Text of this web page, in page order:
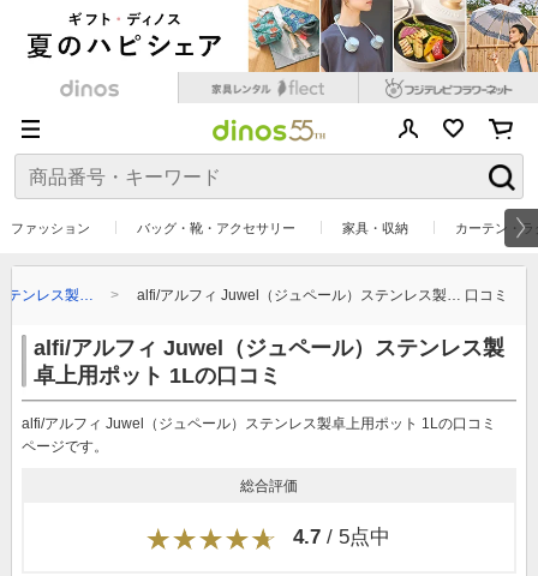
ファッション バッグ・靴・アクセサリー 家具・収納 カーテン・
テンレス製… alfi/アルフィ Juwel（ジュペール）ステンレス製… 口コミ
alfi/アルフィ Juwel（ジュペール）ステンレス製
卓上用ポット 1Lの口コミ
alfi/アルフィ Juwel（ジュペール）ステンレス製卓上用ポット 1Lの口コミ
ページです。
総合評価
4.7 / 5点中